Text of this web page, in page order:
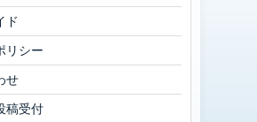
ド
リシー
せ
稿受付